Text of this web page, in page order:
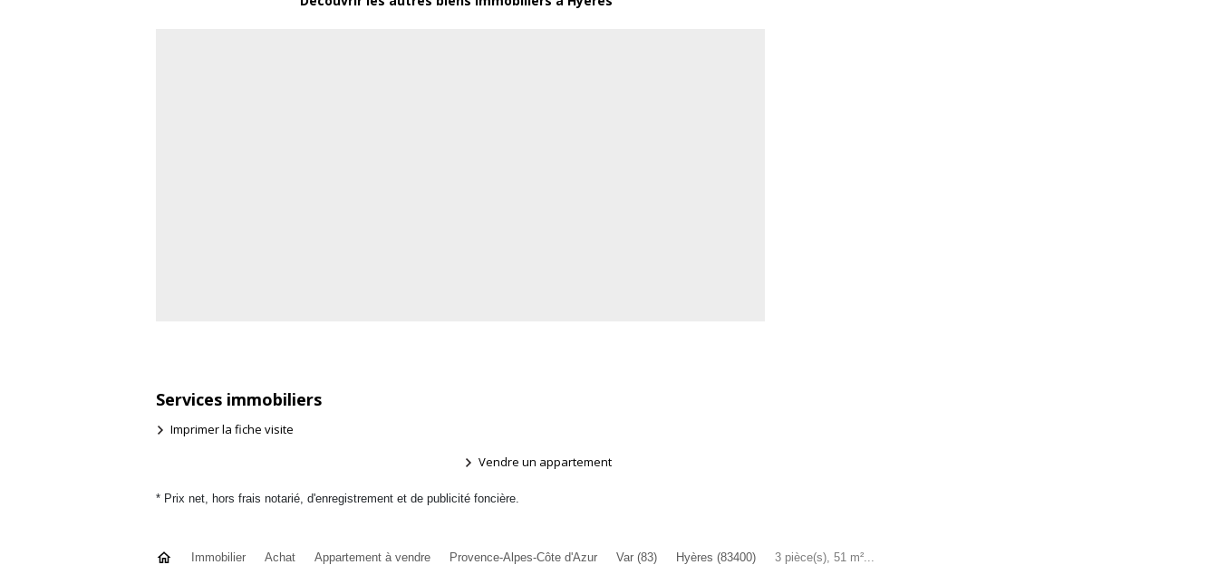
Services immobiliers
Imprimer la fiche visite
Vendre un appartement
* Prix net, hors frais notarié, d'enregistrement et de publicité foncière.
Immobilier Achat Appartement à vendre Provence-Alpes-Côte d'Azur Var (83) Hyères (83400) 3 pièce(s), 51 m²...